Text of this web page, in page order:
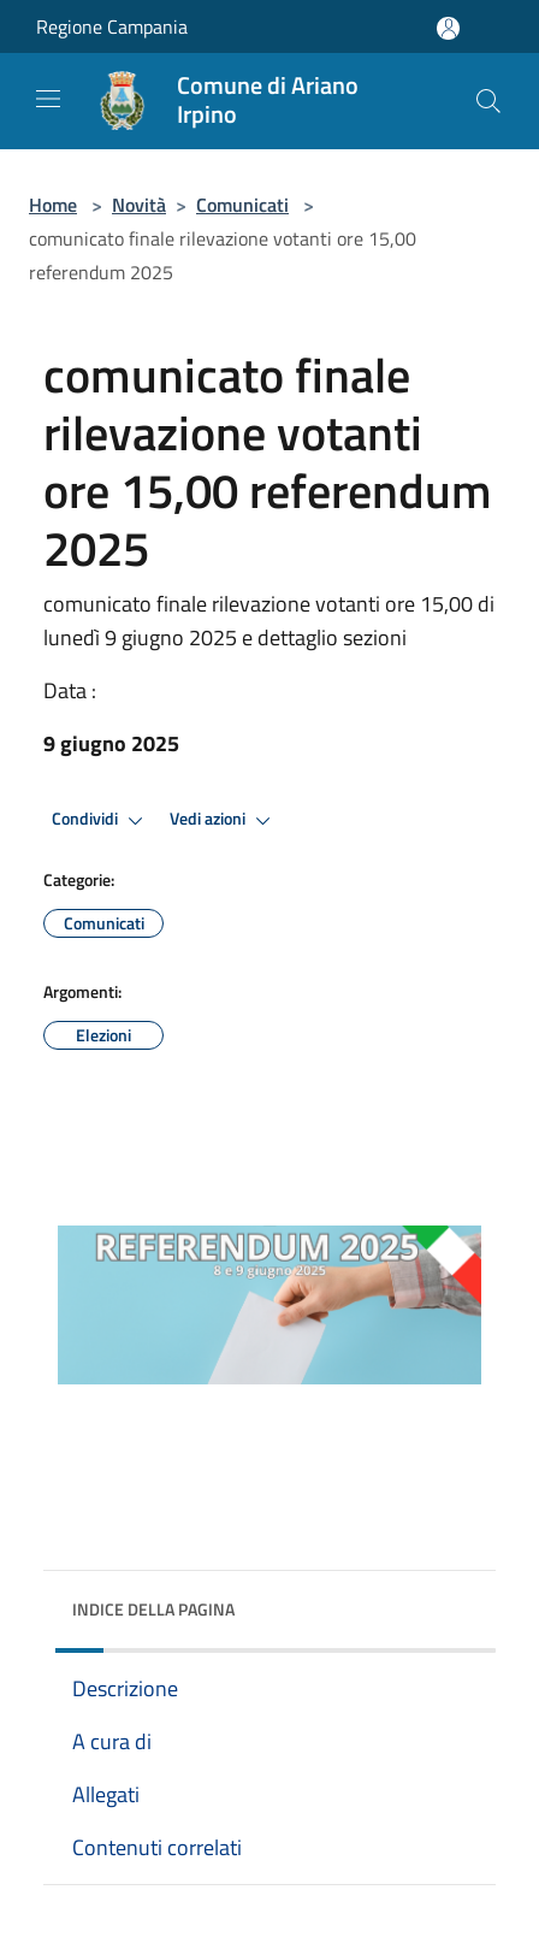
Salta al contenuto principale
Regione Campania
Comune di Ariano
Irpino
Home > Novità > Comunicati >
comunicato finale rilevazione votanti ore 15,00
referendum 2025
comunicato finale
rilevazione votanti
ore 15,00 referendum
2025
comunicato finale rilevazione votanti ore 15,00 di
lunedì 9 giugno 2025 e dettaglio sezioni
Data :
9 giugno 2025
Condividi Vedi azioni
Categorie:
Comunicati
Argomenti:
Elezioni
INDICE DELLA PAGINA
Descrizione
A cura di
Allegati
Contenuti correlati